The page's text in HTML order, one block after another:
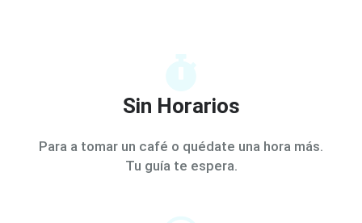
Sin Horarios
Para a tomar un café o quédate una hora más.
Tu guía te espera.